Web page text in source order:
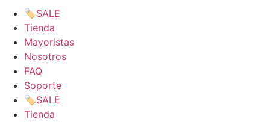
🏷️SALE
Tienda
Mayoristas
Nosotros
FAQ
Soporte
🏷️SALE
Tienda